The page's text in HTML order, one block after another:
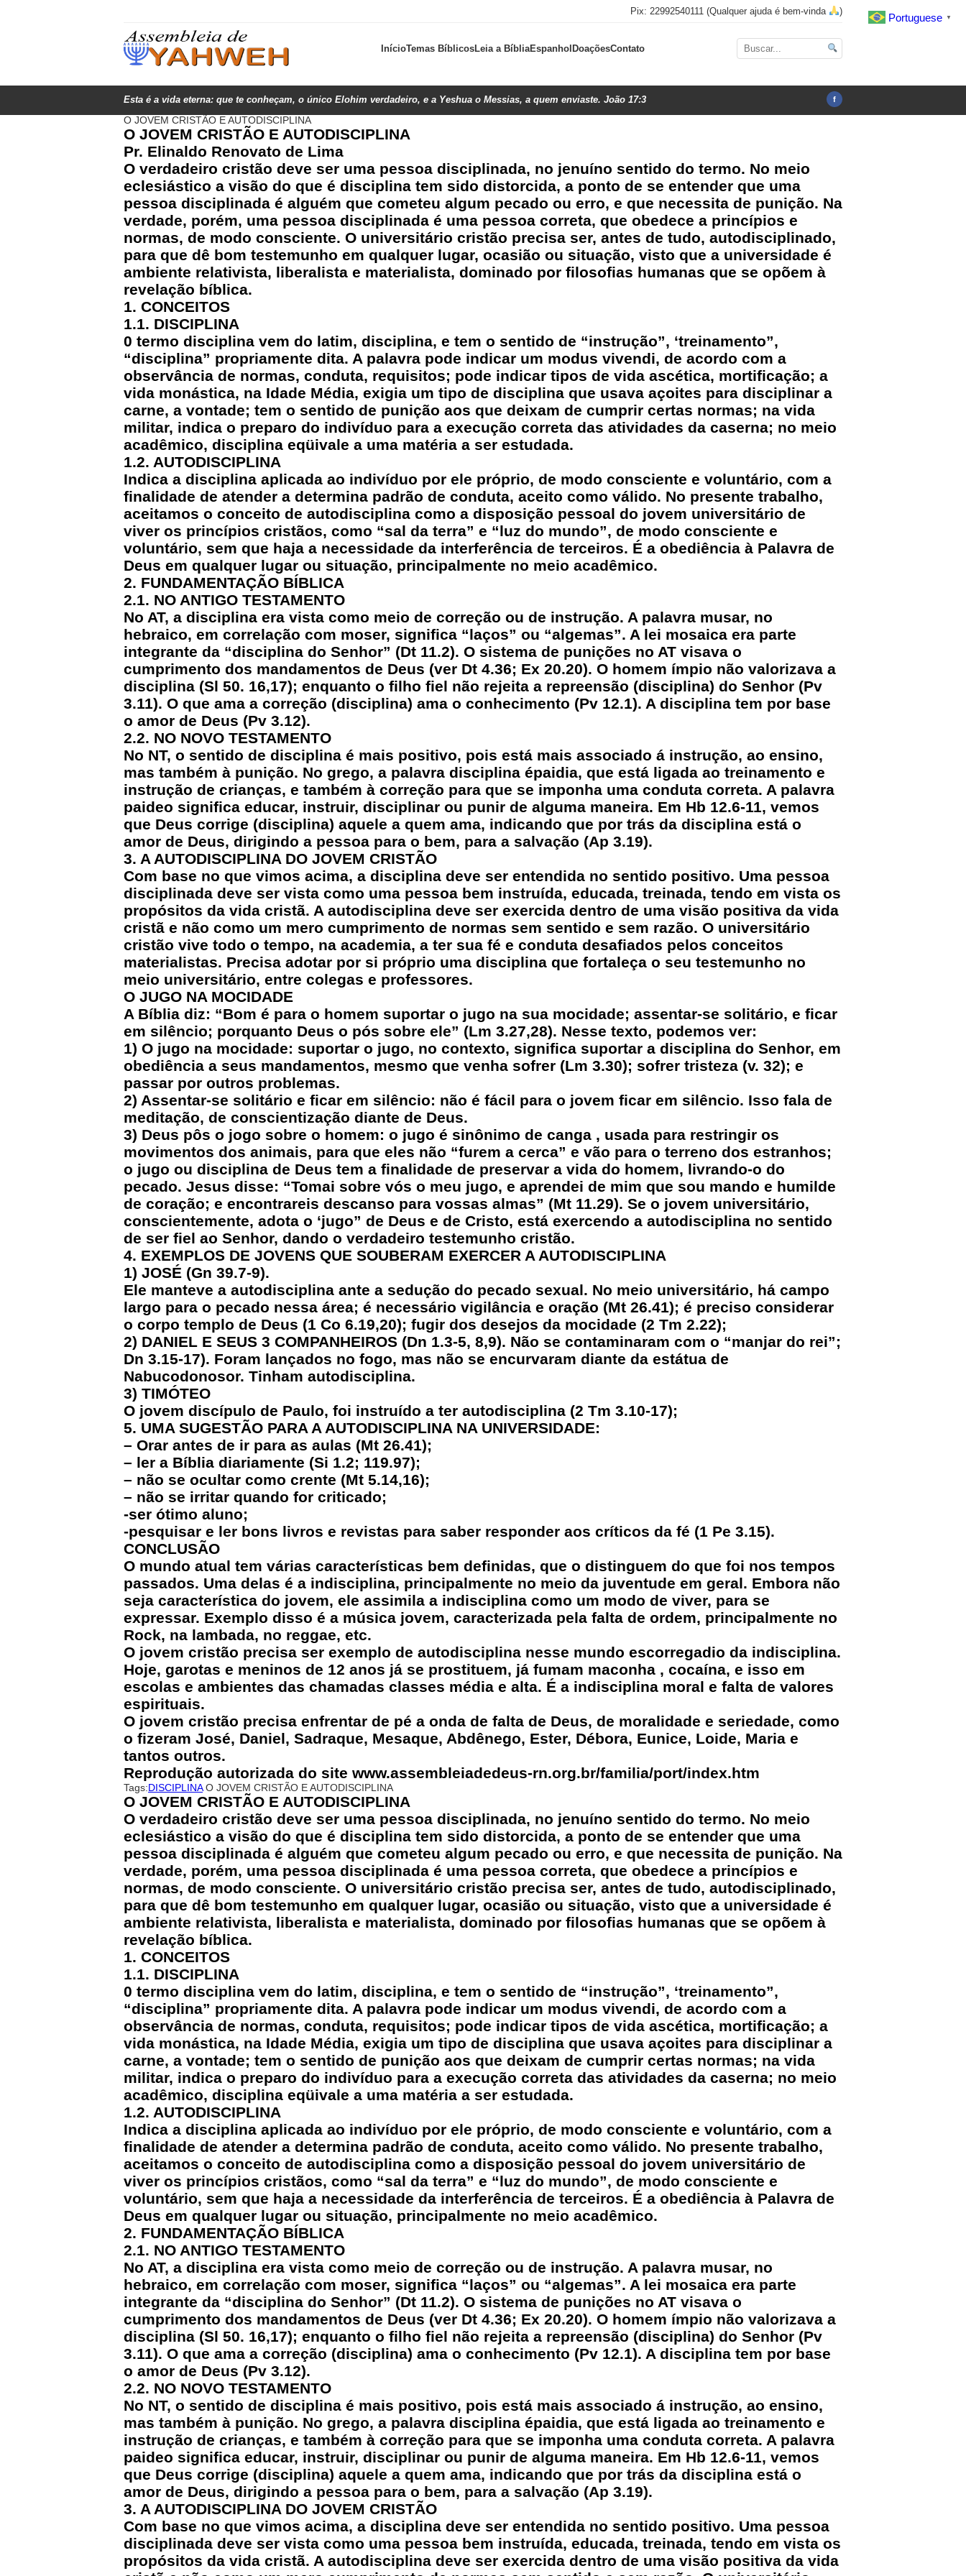
Pix: 22992540111 (Qualquer ajuda é bem-vinda )
InícioTemas BíblicosLeia a BíbliaEspanholDoaçõesContato
Esta é a vida eterna: que te conheçam, o único Elohim verdadeiro, e a Yeshua o Messias, a quem enviaste. João 17:3 f
O JOVEM CRISTÃO E AUTODISCIPLINA
O JOVEM CRISTÃO E AUTODISCIPLINA
Pr. Elinaldo Renovato de Lima
O verdadeiro cristão deve ser uma pessoa disciplinada, no jenuíno sentido do termo. No meio
eclesiástico a visão do que é disciplina tem sido distorcida, a ponto de se entender que uma
pessoa disciplinada é alguém que cometeu algum pecado ou erro, e que necessita de punição. Na
verdade, porém, uma pessoa disciplinada é uma pessoa correta, que obedece a princípios e
normas, de modo consciente. O universitário cristão precisa ser, antes de tudo, autodisciplinado,
para que dê bom testemunho em qualquer lugar, ocasião ou situação, visto que a universidade é
ambiente relativista, liberalista e materialista, dominado por filosofias humanas que se opõem à
revelação bíblica.
1. CONCEITOS
1.1. DISCIPLINA
0 termo disciplina vem do latim, disciplina, e tem o sentido de “instrução”, ‘treinamento”,
“disciplina” propriamente dita. A palavra pode indicar um modus vivendi, de acordo com a
observância de normas, conduta, requisitos; pode indicar tipos de vida ascética, mortificação; a
vida monástica, na Idade Média, exigia um tipo de disciplina que usava açoites para disciplinar a
carne, a vontade; tem o sentido de punição aos que deixam de cumprir certas normas; na vida
militar, indica o preparo do indivíduo para a execução correta das atividades da caserna; no meio
acadêmico, disciplina eqüivale a uma matéria a ser estudada.
1.2. AUTODISCIPLINA
Indica a disciplina aplicada ao indivíduo por ele próprio, de modo consciente e voluntário, com a
finalidade de atender a determina padrão de conduta, aceito como válido. No presente trabalho,
aceitamos o conceito de autodisciplina como a disposição pessoal do jovem universitário de
viver os princípios cristãos, como “sal da terra” e “luz do mundo”, de modo consciente e
voluntário, sem que haja a necessidade da interferência de terceiros. É a obediência à Palavra de
Deus em qualquer lugar ou situação, principalmente no meio acadêmico.
2. FUNDAMENTAÇÃO BÍBLICA
2.1. NO ANTIGO TESTAMENTO
No AT, a disciplina era vista como meio de correção ou de instrução. A palavra musar, no
hebraico, em correlação com moser, significa “laços” ou “algemas”. A lei mosaica era parte
integrante da “disciplina do Senhor” (Dt 11.2). O sistema de punições no AT visava o
cumprimento dos mandamentos de Deus (ver Dt 4.36; Ex 20.20). O homem ímpio não valorizava a
disciplina (Sl 50. 16,17); enquanto o filho fiel não rejeita a repreensão (disciplina) do Senhor (Pv
3.11). O que ama a correção (disciplina) ama o conhecimento (Pv 12.1). A disciplina tem por base
o amor de Deus (Pv 3.12).
2.2. NO NOVO TESTAMENTO
No NT, o sentido de disciplina é mais positivo, pois está mais associado á instrução, ao ensino,
mas também à punição. No grego, a palavra disciplina épaidia, que está ligada ao treinamento e
instrução de crianças, e também à correção para que se imponha uma conduta correta. A palavra
paideo significa educar, instruir, disciplinar ou punir de alguma maneira. Em Hb 12.6-11, vemos
que Deus corrige (disciplina) aquele a quem ama, indicando que por trás da disciplina está o
amor de Deus, dirigindo a pessoa para o bem, para a salvação (Ap 3.19).
3. A AUTODISCIPLINA DO JOVEM CRISTÃO
Com base no que vimos acima, a disciplina deve ser entendida no sentido positivo. Uma pessoa
disciplinada deve ser vista como uma pessoa bem instruída, educada, treinada, tendo em vista os
propósitos da vida cristã. A autodisciplina deve ser exercida dentro de uma visão positiva da vida
cristã e não como um mero cumprimento de normas sem sentido e sem razão. O universitário
cristão vive todo o tempo, na academia, a ter sua fé e conduta desafiados pelos conceitos
materialistas. Precisa adotar por si próprio uma disciplina que fortaleça o seu testemunho no
meio universitário, entre colegas e professores.
O JUGO NA MOCIDADE
A Bíblia diz: “Bom é para o homem suportar o jugo na sua mocidade; assentar-se solitário, e ficar
em silêncio; porquanto Deus o pós sobre ele” (Lm 3.27,28). Nesse texto, podemos ver:
1) O jugo na mocidade: suportar o jugo, no contexto, significa suportar a disciplina do Senhor, em
obediência a seus mandamentos, mesmo que venha sofrer (Lm 3.30); sofrer tristeza (v. 32); e
passar por outros problemas.
2) Assentar-se solitário e ficar em silêncio: não é fácil para o jovem ficar em silêncio. Isso fala de
meditação, de conscientização diante de Deus.
3) Deus pôs o jogo sobre o homem: o jugo é sinônimo de canga , usada para restringir os
movimentos dos animais, para que eles não “furem a cerca” e vão para o terreno dos estranhos;
o jugo ou disciplina de Deus tem a finalidade de preservar a vida do homem, livrando-o do
pecado. Jesus disse: “Tomai sobre vós o meu jugo, e aprendei de mim que sou mando e humilde
de coração; e encontrareis descanso para vossas almas” (Mt 11.29). Se o jovem universitário,
conscientemente, adota o ‘jugo” de Deus e de Cristo, está exercendo a autodisciplina no sentido
de ser fiel ao Senhor, dando o verdadeiro testemunho cristão.
4. EXEMPLOS DE JOVENS QUE SOUBERAM EXERCER A AUTODISCIPLINA
1) JOSÉ (Gn 39.7-9).
Ele manteve a autodisciplina ante a sedução do pecado sexual. No meio universitário, há campo
largo para o pecado nessa área; é necessário vigilância e oração (Mt 26.41); é preciso considerar
o corpo templo de Deus (1 Co 6.19,20); fugir dos desejos da mocidade (2 Tm 2.22);
2) DANIEL E SEUS 3 COMPANHEIROS (Dn 1.3-5, 8,9). Não se contaminaram com o “manjar do rei”;
Dn 3.15-17). Foram lançados no fogo, mas não se encurvaram diante da estátua de
Nabucodonosor. Tinham autodisciplina.
3) TIMÓTEO
O jovem discípulo de Paulo, foi instruído a ter autodisciplina (2 Tm 3.10-17);
5. UMA SUGESTÃO PARA A AUTODISCIPLINA NA UNIVERSIDADE:
– Orar antes de ir para as aulas (Mt 26.41);
– ler a Bíblia diariamente (Si 1.2; 119.97);
– não se ocultar como crente (Mt 5.14,16);
– não se irritar quando for criticado;
-ser ótimo aluno;
-pesquisar e ler bons livros e revistas para saber responder aos críticos da fé (1 Pe 3.15).
CONCLUSÃO
O mundo atual tem várias características bem definidas, que o distinguem do que foi nos tempos
passados. Uma delas é a indisciplina, principalmente no meio da juventude em geral. Embora não
seja característica do jovem, ele assimila a indisciplina como um modo de viver, para se
expressar. Exemplo disso é a música jovem, caracterizada pela falta de ordem, principalmente no
Rock, na lambada, no reggae, etc.
O jovem cristão precisa ser exemplo de autodisciplina nesse mundo escorregadio da indisciplina.
Hoje, garotas e meninos de 12 anos já se prostituem, já fumam maconha , cocaína, e isso em
escolas e ambientes das chamadas classes média e alta. É a indisciplina moral e falta de valores
espirituais.
O jovem cristão precisa enfrentar de pé a onda de falta de Deus, de moralidade e seriedade, como
o fizeram José, Daniel, Sadraque, Mesaque, Abdênego, Ester, Débora, Eunice, Loide, Maria e
tantos outros.
Reprodução autorizada do site www.assembleiadedeus-rn.org.br/familia/port/index.htm
Tags:DISCIPLINA O JOVEM CRISTÃO E AUTODISCIPLINA
O JOVEM CRISTÃO E AUTODISCIPLINA
O verdadeiro cristão deve ser uma pessoa disciplinada, no jenuíno sentido do termo. No meio
eclesiástico a visão do que é disciplina tem sido distorcida, a ponto de se entender que uma
pessoa disciplinada é alguém que cometeu algum pecado ou erro, e que necessita de punição. Na
verdade, porém, uma pessoa disciplinada é uma pessoa correta, que obedece a princípios e
normas, de modo consciente. O universitário cristão precisa ser, antes de tudo, autodisciplinado,
para que dê bom testemunho em qualquer lugar, ocasião ou situação, visto que a universidade é
ambiente relativista, liberalista e materialista, dominado por filosofias humanas que se opõem à
revelação bíblica.
1. CONCEITOS
1.1. DISCIPLINA
0 termo disciplina vem do latim, disciplina, e tem o sentido de “instrução”, ‘treinamento”,
“disciplina” propriamente dita. A palavra pode indicar um modus vivendi, de acordo com a
observância de normas, conduta, requisitos; pode indicar tipos de vida ascética, mortificação; a
vida monástica, na Idade Média, exigia um tipo de disciplina que usava açoites para disciplinar a
carne, a vontade; tem o sentido de punição aos que deixam de cumprir certas normas; na vida
militar, indica o preparo do indivíduo para a execução correta das atividades da caserna; no meio
acadêmico, disciplina eqüivale a uma matéria a ser estudada.
1.2. AUTODISCIPLINA
Indica a disciplina aplicada ao indivíduo por ele próprio, de modo consciente e voluntário, com a
finalidade de atender a determina padrão de conduta, aceito como válido. No presente trabalho,
aceitamos o conceito de autodisciplina como a disposição pessoal do jovem universitário de
viver os princípios cristãos, como “sal da terra” e “luz do mundo”, de modo consciente e
voluntário, sem que haja a necessidade da interferência de terceiros. É a obediência à Palavra de
Deus em qualquer lugar ou situação, principalmente no meio acadêmico.
2. FUNDAMENTAÇÃO BÍBLICA
2.1. NO ANTIGO TESTAMENTO
No AT, a disciplina era vista como meio de correção ou de instrução. A palavra musar, no
hebraico, em correlação com moser, significa “laços” ou “algemas”. A lei mosaica era parte
integrante da “disciplina do Senhor” (Dt 11.2). O sistema de punições no AT visava o
cumprimento dos mandamentos de Deus (ver Dt 4.36; Ex 20.20). O homem ímpio não valorizava a
disciplina (Sl 50. 16,17); enquanto o filho fiel não rejeita a repreensão (disciplina) do Senhor (Pv
3.11). O que ama a correção (disciplina) ama o conhecimento (Pv 12.1). A disciplina tem por base
o amor de Deus (Pv 3.12).
2.2. NO NOVO TESTAMENTO
No NT, o sentido de disciplina é mais positivo, pois está mais associado á instrução, ao ensino,
mas também à punição. No grego, a palavra disciplina épaidia, que está ligada ao treinamento e
instrução de crianças, e também à correção para que se imponha uma conduta correta. A palavra
paideo significa educar, instruir, disciplinar ou punir de alguma maneira. Em Hb 12.6-11, vemos
que Deus corrige (disciplina) aquele a quem ama, indicando que por trás da disciplina está o
amor de Deus, dirigindo a pessoa para o bem, para a salvação (Ap 3.19).
3. A AUTODISCIPLINA DO JOVEM CRISTÃO
Com base no que vimos acima, a disciplina deve ser entendida no sentido positivo. Uma pessoa
disciplinada deve ser vista como uma pessoa bem instruída, educada, treinada, tendo em vista os
propósitos da vida cristã. A autodisciplina deve ser exercida dentro de uma visão positiva da vida
Portuguese ▼